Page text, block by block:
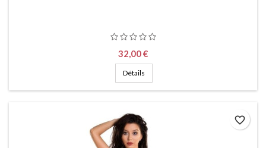
Prix
32,00 €
Détails
favorite_border